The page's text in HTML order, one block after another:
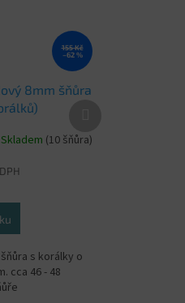
155 Kč
–62 %
8mm šňůra
Skladem (10 šňůra)
s korálky o
cca 46 - 48